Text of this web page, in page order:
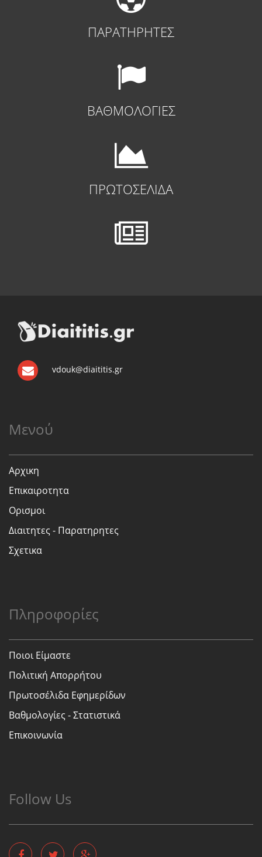
ΠΑΡΑΤΗΡΗΤΕΣ
ΒΑΘΜΟΛΟΓΙΕΣ
ΠΡΩΤΟΣΕΛΙΔΑ
vdouk@diaititis.gr
Μενού
Αρχικη
Επικαιροτητα
Ορισμοι
Διαιτητες - Παρατηρητες
Σχετικα
Πληροφορίες
Ποιοι Είμαστε
Πολιτική Απορρήτου
Πρωτοσέλιδα Εφημερίδων
Βαθμολογίες - Στατιστικά
Επικοινωνία
Follow Us